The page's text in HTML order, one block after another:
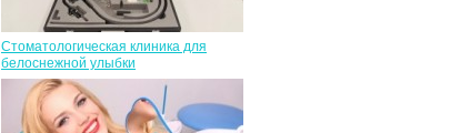
Стоматологическая клиника для
белоснежной улыбки